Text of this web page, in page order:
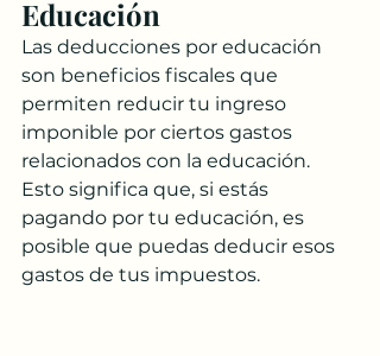
Educación
Las deducciones por educación
son beneficios fiscales que
permiten reducir tu ingreso
imponible por ciertos gastos
relacionados con la educación.
Esto significa que, si estás
pagando por tu educación, es
posible que puedas deducir esos
gastos de tus impuestos.